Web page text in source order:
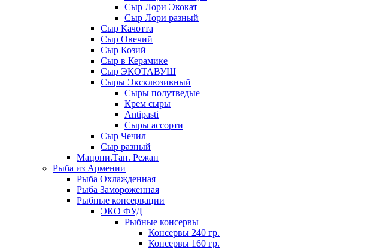
Сыр Лори Экокат
Сыр Лори разный
Сыр Качотта
Сыр Овечий
Сыр Козий
Сыр в Керамике
Сыр ЭКОТАВУШ
Сыры Эксклюзивный
Сыры полутведые
Крем сыры
Antipasti
Сыры ассорти
Сыр Чечил
Сыр разный
Мацони.Тан. Режан
Рыба из Армении
Рыба Охлажденная
Рыба Замороженная
Рыбные консервации
ЭКО ФУД
Рыбные консервы
Консервы 240 гр.
Консервы 160 гр.